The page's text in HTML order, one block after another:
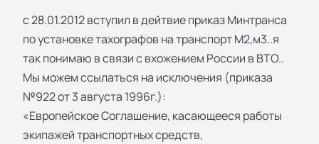
с 28.01.2012 вступил в дейтвие приказ Минтранса
по установке тахографов на транспорт М2,м3..я
так понимаю в связи с вхожением России в ВТО..
Мы можем ссылаться на исключения (приказа
№922 от 3 августа 1996г.):
«Европейское Соглашение, касающееся работы
экипажей транспортных средств,